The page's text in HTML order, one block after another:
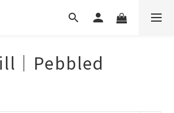
｜Pebbled